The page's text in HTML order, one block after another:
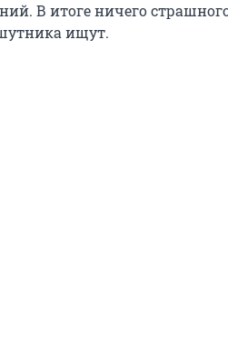
В итоге ничего
ищут.